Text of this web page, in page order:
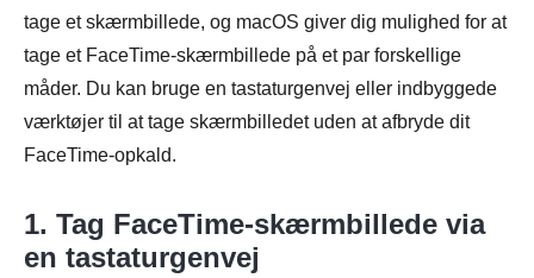
tage et skærmbillede, og macOS giver dig mulighed for at
tage et FaceTime-skærmbillede på et par forskellige
måder. Du kan bruge en tastaturgenvej eller indbyggede
værktøjer til at tage skærmbilledet uden at afbryde dit
FaceTime-opkald.
1. Tag FaceTime-skærmbillede via
en tastaturgenvej